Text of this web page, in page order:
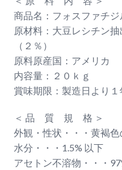
商品名：フォスファチ
原材料：大豆レシチン
（２％）
原料原産国：アメリカ
内容量：２０ｋｇ
賞味期限：製造日より１
＜ 品 質 規 格 ＞
外観・性状・・・黄褐色
水分・・・1.5% 以下
アセトン不溶物・・・